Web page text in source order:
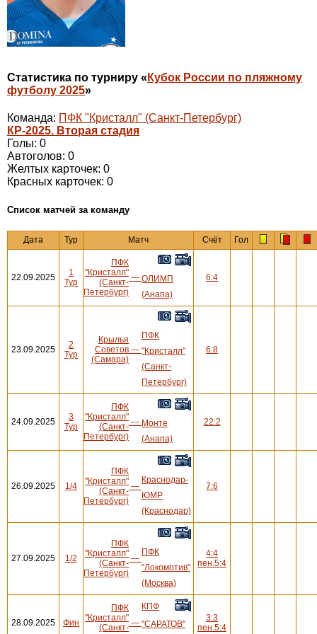
Статистика по турниру « Кубок России по пляжному
футболу 2025»
Команда: ПФК "Кристалл" (Санкт-Петербург)
КР-2025. Вторая стадия
Голы: 0
Автоголов: 0
Желтых карточек: 0
Красных карточек: 0
Cписок матчей за команду
Дата Тур Матч Счёт Гол
22.09.2025
1
Тур
ПФК
"Кристалл"
(Санкт-
Петербург)
— ОЛИМП
(Анапа)
6:4
23.09.2025
2
Тур
Крылья
Советов
(Самара)
—
ПФК
"Кристалл"
(Санкт-
Петербург)
6:8
24.09.2025
3
Тур
ПФК
"Кристалл"
(Санкт-
Петербург)
— Монте
(Анапа)
22:2
26.09.2025 1/4
ПФК
"Кристалл"
(Санкт-
Петербург)
—
Краснодар-
ЮМР
(Краснодар)
7:6
27.09.2025 1/2
ПФК
"Кристалл"
(Санкт-
Петербург)
—
ПФК
"Локомотив"
(Москва)
4:4
пен.5:4
28.09.2025 Фин
ПФК
"Кристалл"
(Санкт- —
КПФ
"САРАТОВ"
3:3
пен.5:4